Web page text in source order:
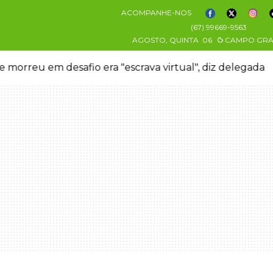
ACOMPANHE-NOS
(67) 99669-9563
AGOSTO, QUINTA 06 CAMPO
morreu em desafio era "escrava virtual", diz delegada